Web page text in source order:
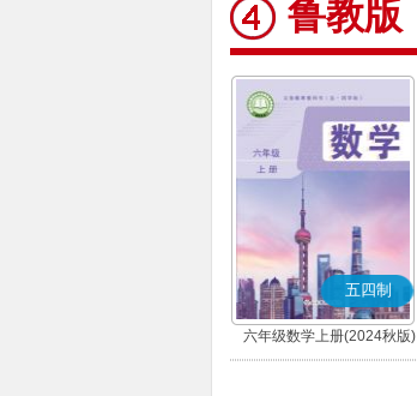
鲁教版
五四制
六年级数学上册(2024秋版)